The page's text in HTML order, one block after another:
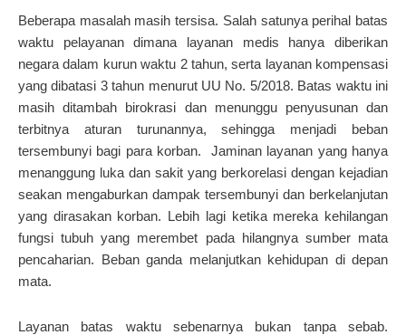
Beberapa masalah masih tersisa. Salah satunya perihal batas
waktu pelayanan dimana layanan medis hanya diberikan
negara dalam kurun waktu 2 tahun, serta layanan kompensasi
yang dibatasi 3 tahun menurut UU No. 5/2018. Batas waktu ini
masih ditambah birokrasi dan menunggu penyusunan dan
terbitnya aturan turunannya, sehingga menjadi beban
tersembunyi bagi para korban. Jaminan layanan yang hanya
menanggung luka dan sakit yang berkorelasi dengan kejadian
seakan mengaburkan dampak tersembunyi dan berkelanjutan
yang dirasakan korban. Lebih lagi ketika mereka kehilangan
fungsi tubuh yang merembet pada hilangnya sumber mata
pencaharian. Beban ganda melanjutkan kehidupan di depan
mata.
Layanan batas waktu sebenarnya bukan tanpa sebab.